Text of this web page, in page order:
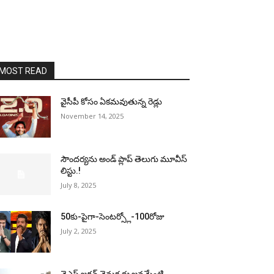
READ
వైసీపీ కోసం ఏక‌మ‌వుతున్న రెడ్లు
November 14, 2025
సౌందర్యను అండ్‌ ప్లాప్‌ తెలుగు మూవీస్‌
లిస్టు.!
July 8, 2025
50కు-పైగా-సెంటర్స్లో-100రోజు
July 2, 2025